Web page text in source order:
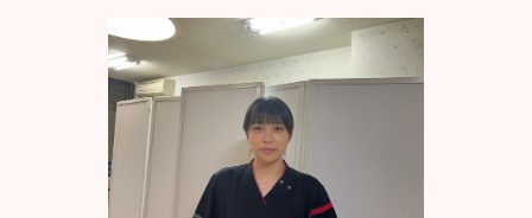
ひお越しください‼
８月２５日（火）14:00～17:15 残席0⃣
🎈冬・春も見学会実施予定⛄🌸
現在、夏の病院見学会を実施しています。